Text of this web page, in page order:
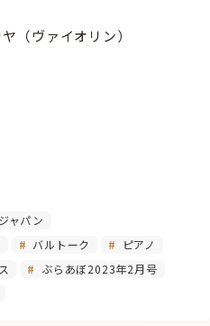
（ヴァイオリン）
ャパン
バルトーク
ピアノ
ぶらあぼ2023年2月号